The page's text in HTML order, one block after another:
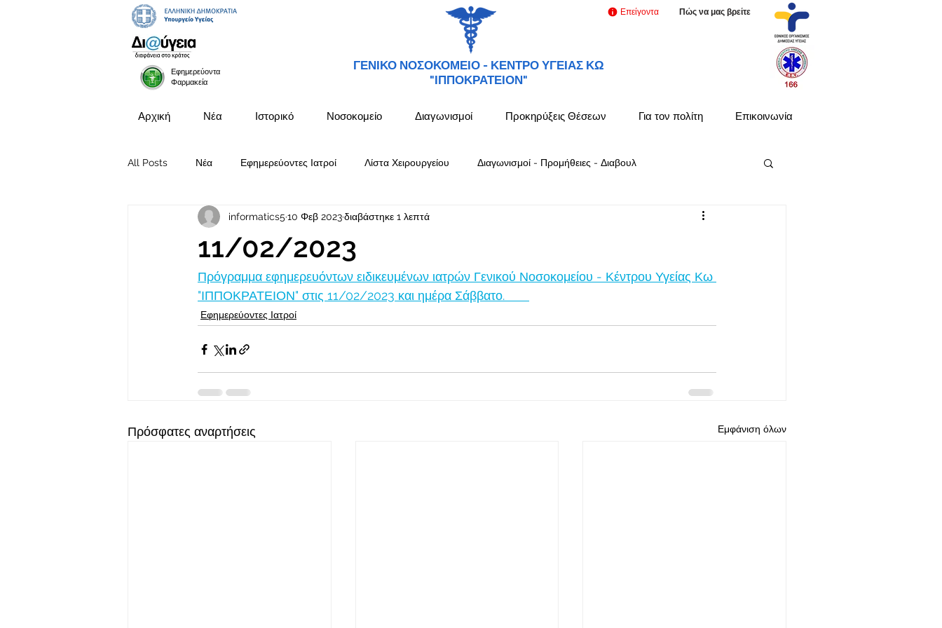
Εφημερεύοντα
Φαρμακεία
ΓΕΝΙΚΟ ΝΟΣΟΚΟΜΕΙΟ - ΚΕΝΤΡΟ ΥΓΕΙΑΣ ΚΩ
"ΙΠΠΟΚΡΑΤΕΙΟΝ"
Επείγοντα Πώς να μας βρείτε
Αρχική Νέα Ιστορικό Νοσοκομείο Διαγωνισμοί Προκηρύξεις Θέσεων Για τον πολίτη Επικοινωνία
All Posts Νέα Εφημερεύοντες Ιατροί Λίστα Χειρουργείου Διαγωνισμοί - Προμήθειες - Διαβουλ
Προκηρύξεις Θέσεων
11/02/2023
informatics5 10 Φεβ 2023διαβάστηκε 1 λεπτά
Πρόγραμμα εφημερευόντων ειδικευμένων ιατρών Γενικού Νοσοκομείου - Κέντρου Υγείας Κω
"ΙΠΠΟΚΡΑΤΕΙΟΝ" στις 11/02/2023 και ημέρα Σάββατο.
Εφημερεύοντες Ιατροί
Πρόσφατες αναρτήσεις Εμφάνιση όλων